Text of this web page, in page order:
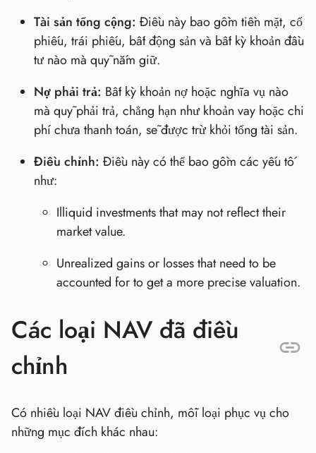
Tài sản tổng cộng: Điều này bao gồm tiền mặt, cổ
phiếu, trái phiếu, bất động sản và bất kỳ khoản đầu
tư nào mà quỹ nắm giữ.
Nợ phải trả: Bất kỳ khoản nợ hoặc nghĩa vụ nào
mà quỹ phải trả, chẳng hạn như khoản vay hoặc chi
phí chưa thanh toán, sẽ được trừ khỏi tổng tài sản.
Điều chỉnh: Điều này có thể bao gồm các yếu tố
như:
Illiquid investments that may not reflect their
market value.
Unrealized gains or losses that need to be
accounted for to get a more precise valuation.
Các loại NAV đã điều
chỉnh
Có nhiều loại NAV điều chỉnh, mỗi loại phục vụ cho
những mục đích khác nhau: